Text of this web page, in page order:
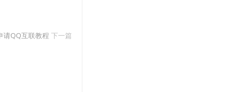
请QQ互联教程 下一篇